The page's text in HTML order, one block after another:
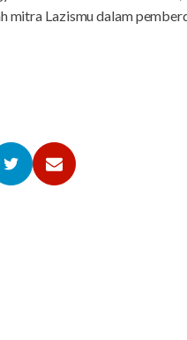
mitra Lazismu dalam